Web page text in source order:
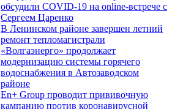
обсудили COVID-19 на online-встрече с
Сергеем Царенко
В Ленинском районе завершен летний
ремонт тепломагистрали
«Волгаэнерго» продолжает
модернизацию системы горячего
водоснабжения в Автозаводском
районе
En+ Group проводит прививочную
кампанию против коронавирусной